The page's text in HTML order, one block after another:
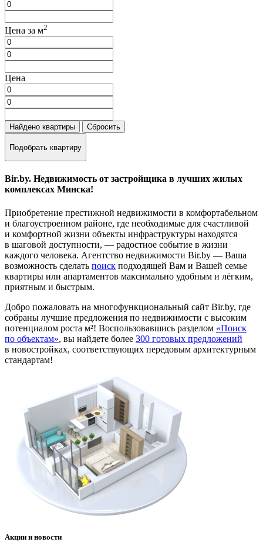
Цена за м2
Цена
Найдено квартиры Сбросить
Подобрать квартиру
Bir.by. Недвижимость от застройщика в лучших жилых
комплексах Минска!
Приобретение престижной недвижимости в комфортабельном
и благоустроенном районе, где необходимые для счастливой
и комфортной жизни объекты инфраструктуры находятся
в шаговой доступности, — радостное событие в жизни
каждого человека. Агентство недвижимости Bir.by — Ваша
возможность сделать поиск подходящей Вам и Вашей семье
квартиры или апартаментов максимально удобным и лёгким,
приятным и быстрым.
Добро пожаловать на многофункциональный сайт Bir.by, где
собраны лучшие предложения по недвижимости с высоким
потенциалом роста м²! Воспользовавшись разделом «Поиск
по объектам», вы найдете более 300 готовых предложений
в новостройках, соответствующих передовым архитектурным
стандартам!
Акции и новости